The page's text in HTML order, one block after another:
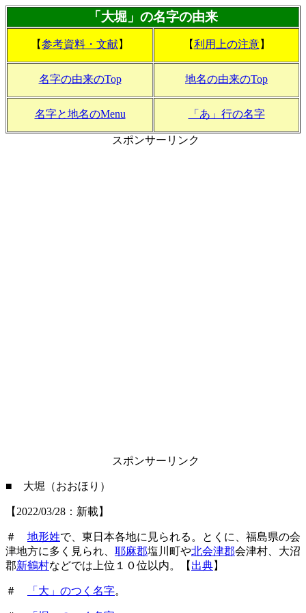
「大堀」の名字の由来
【参考資料・文献】 【利用上の注意】
名字の由来のTop 地名の由来のTop
名字と地名のMenu 「あ」行の名字
スポンサーリンク
スポンサーリンク
■ 大堀（おおほり）
【2022/03/28：新載】
＃ 地形姓で、東日本各地に見られる。とくに、福島県の会
津地方に多く見られ、 耶麻郡塩川町や北会津郡会津村、大沼
郡新鶴村などでは上位１０位以内。【 出典】
＃ 「大」のつく名字。